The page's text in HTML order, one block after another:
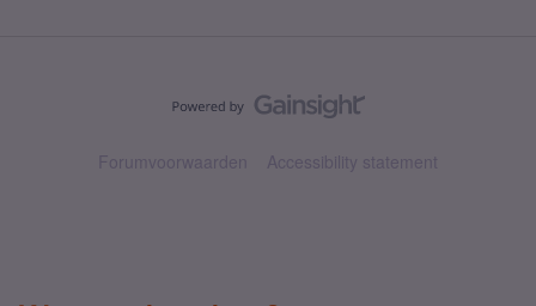
Forumvoorwaarden Accessibility statement